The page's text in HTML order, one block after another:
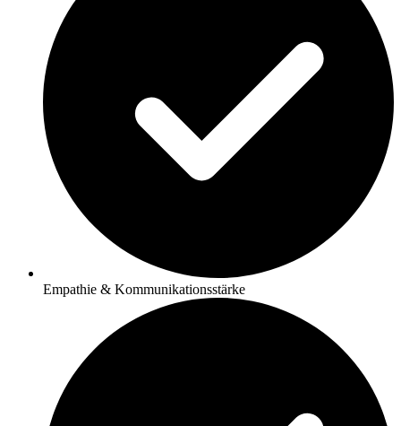
Empathie & Kommunikationsstärke